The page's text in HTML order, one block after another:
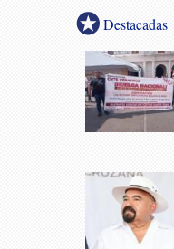
Destacadas